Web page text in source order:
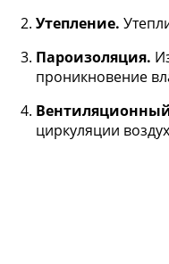
Утепление.
Пароизоляция.
проникновение
циркуляции